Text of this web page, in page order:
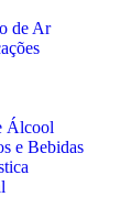
de Ar
Álcool
e Bebidas